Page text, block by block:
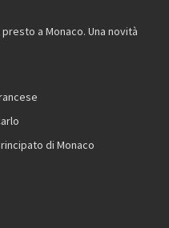
presto a Monaco. Una novità
di Monaco